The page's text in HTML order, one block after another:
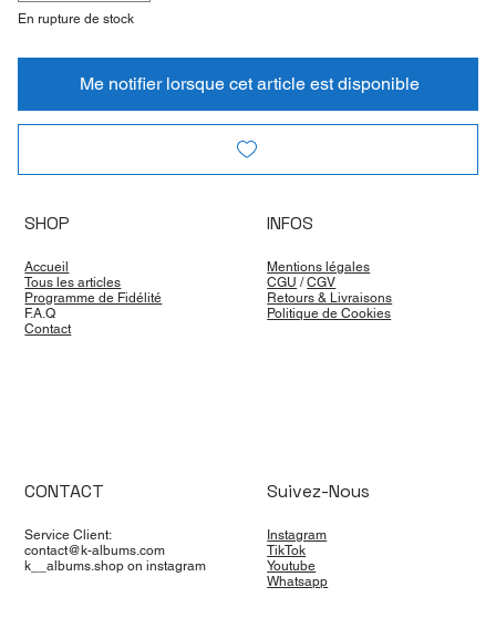
En rupture de stock
Me notifier lorsque cet article est disponible
SHOP
Accueil
Tous les articles
Programme de Fidélité
F.A.Q
Contact
INFOS
Mentions légales
CGU /CGV
Retours & Livraisons
Politique de Cookies
CONTACT
Service Client:
contact@k-albums.com
k__albums.shop on instagram
Suivez-Nous
Instagram
TikTok
Youtube
Whatsapp